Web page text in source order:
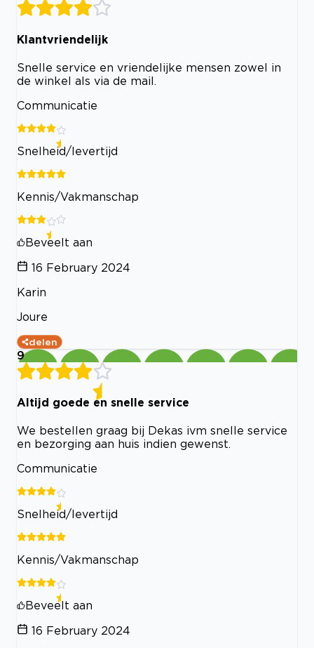
Klantvriendelijk
Snelle service en vriendelijke mensen zowel in
de winkel als via de mail.
Communicatie
Snelheid/levertijd
Kennis/Vakmanschap
Beveelt aan
16 February 2024
Karin
Joure
delen
9
Altijd goede en snelle service
We bestellen graag bij Dekas ivm snelle service
en bezorging aan huis indien gewenst.
Communicatie
Snelheid/levertijd
Kennis/Vakmanschap
Beveelt aan
16 February 2024